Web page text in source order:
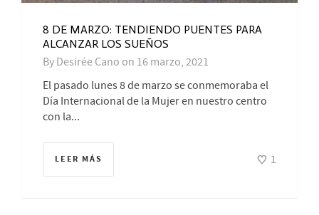
8 DE MARZO: TENDIENDO PUENTES PARA
ALCANZAR LOS SUEÑOS
By Desirée Cano on 16 marzo, 2021
El pasado lunes 8 de marzo se conmemoraba el
Día Internacional de la Mujer en nuestro centro
con la...
LEER MÁS 1